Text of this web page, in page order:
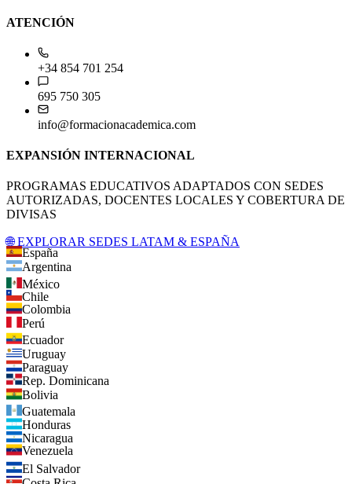
ATENCIÓN
+34 854 701 254
695 750 305
info@formacionacademica.com
EXPANSIÓN INTERNACIONAL
PROGRAMAS EDUCATIVOS ADAPTADOS CON SEDES
AUTORIZADAS, DOCENTES LOCALES Y COBERTURA DE
DIVISAS
🌐 EXPLORAR SEDES LATAM & ESPAÑA
España
Argentina
México
Chile
Colombia
Perú
Ecuador
Uruguay
Paraguay
Rep. Dominicana
Bolivia
Guatemala
Honduras
Nicaragua
Venezuela
El Salvador